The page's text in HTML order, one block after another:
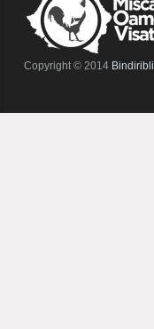
Copyright © 2014 Bindiribli